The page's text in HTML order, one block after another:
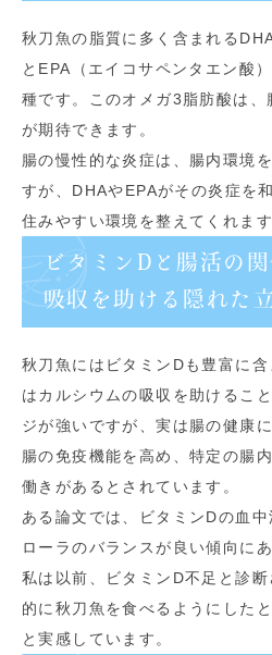
秋刀魚の脂質に多く含まれる
とEPA（エイコサペンタエン酸
種です。このオメガ3脂肪酸は、
が期待できます。
腸の慢性的な炎症は、腸内環境
すが、DHAやEPAがその炎症を
住みやすい環境を整えてくれます
ビタミンDと腸活の
吸収を助ける隠れた
秋刀魚にはビタミンDも豊富に
はカルシウムの吸収を助けるこ
ジが強いですが、実は腸の健康
腸の免疫機能を高め、特定の腸
働きがあるとされています。
ある論文では、ビタミンDの血
ローラのバランスが良い傾向に
私は以前、ビタミンD不足と診
的に秋刀魚を食べるようにした
と実感しています。